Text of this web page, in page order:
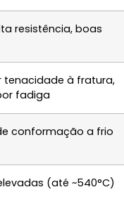
resistência, boas
tenacidade à fratura,
fadiga
conformação a frio
(até ~540°C)